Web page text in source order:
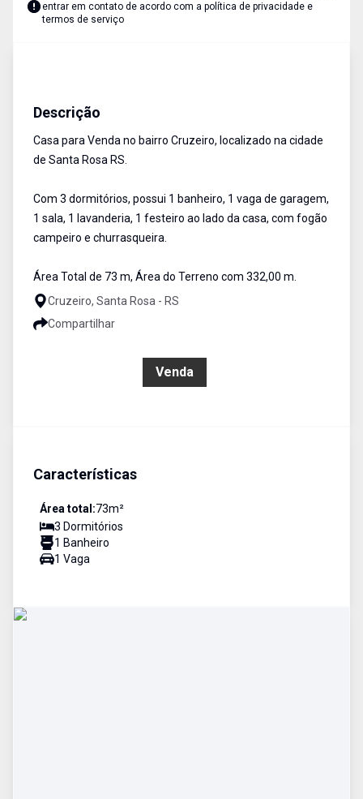
entrar em contato de acordo com a política de privacidade e
termos de serviço
Descrição
Casa para Venda no bairro Cruzeiro, localizado na cidade
de Santa Rosa RS.
Com 3 dormitórios, possui 1 banheiro, 1 vaga de garagem,
1 sala, 1 lavanderia, 1 festeiro ao lado da casa, com fogão
campeiro e churrasqueira.
Área Total de 73 m, Área do Terreno com 332,00 m.
Cruzeiro, Santa Rosa - RS
Compartilhar
Venda
Características
Área total:73m²
3 Dormitórios
1 Banheiro
1 Vaga